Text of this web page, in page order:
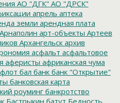
АО "ДГК" АО "ДРСК"
апрель аптека
земли арендная плата
Арнаполин арт-объекты Артеев
Архангельск архив
асфальт асфальтовое
аферисты африканская чума
бал банк банк "Открытие"
банковская карта
роуминг банкротство
Бастрыкин батут Бедность